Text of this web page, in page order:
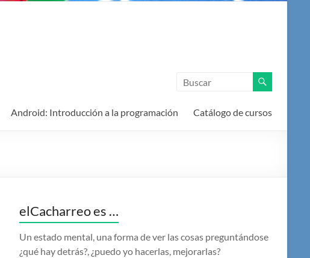
Android: Introducción a la programación Catálogo de cursos
elCacharreo es …
Un estado mental, una forma de ver las cosas preguntándose
¿qué hay detrás?, ¿puedo yo hacerlas, mejorarlas?